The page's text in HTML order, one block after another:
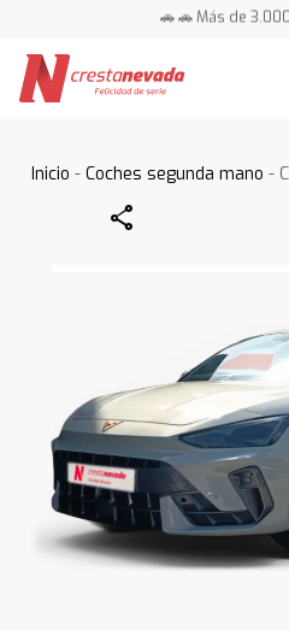
🚗 🚗 Más de
Inicio -Coches segunda mano -
Share